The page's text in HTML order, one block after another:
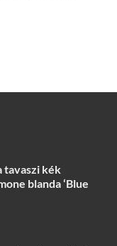
tavaszi kék
blanda ‘Blue